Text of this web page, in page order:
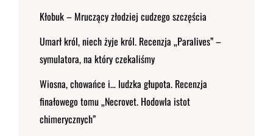
Kłobuk – Mruczący złodziej cudzego szczęścia
Umarł król, niech żyje król. Recenzja „Paralives” –
symulatora, na który czekaliśmy
Wiosna, chowańce i… ludzka głupota. Recenzja
finałowego tomu „Necrovet. Hodowla istot
chimerycznych”